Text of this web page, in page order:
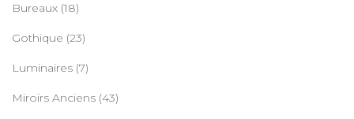
Bureaux (18)
Gothique (23)
Luminaires (7)
Miroirs Anciens (43)